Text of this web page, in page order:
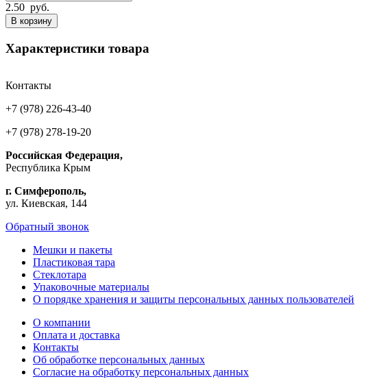
2.50 руб.
В корзину
Характеристики товара
Контакты
+7 (978) 226-43-40
+7 (978) 278-19-20
Российская Федерация,
Республика Крым
г. Симферополь,
ул. Киевская, 144
Обратный звонок
Мешки и пакеты
Пластиковая тара
Стеклотара
Упаковочные материалы
О порядке хранения и защиты персональных данных пользователей
О компании
Оплата и доставка
Контакты
Об обработке персональных данных
Согласие на обработку персональных данных